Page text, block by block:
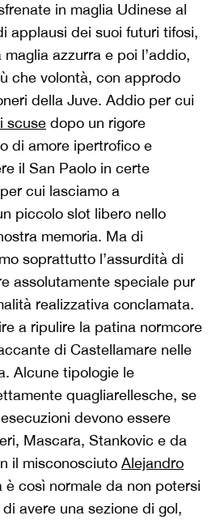
in maglia Udinese al
applausi dei suoi futuri tifosi,
azzurra e poi l’addio,
che volontà, con approdo
della Juve. Addio per cui
scuse dopo un rigore
di amore ipertrofico e
il San Paolo in certe
cui lasciamo a
piccolo slot libero nello
memoria. Ma di
soprattutto l’assurdità di
assolutamente speciale pur
realizzativa conclamata.
a ripulire la patina normcore
di Castellamare nelle
Alcune tipologie le
quagliarellesche, se
devono essere
Mascara, Stankovic e da
il misconosciuto Alejandro
è così normale da non potersi
avere una sezione di gol,